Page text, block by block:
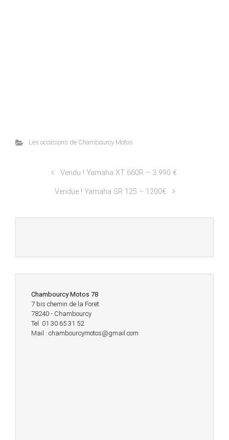
Les occasions de Chambourcy Motos
Vendu ! Yamaha XT 660R – 3 990 €
Vendue ! Yamaha SR 125 – 1200€
Chambourcy Motos 78
7 bis chemin de la Foret
78240 - Chambourcy
Tel 01 30 65 31 52
Mail : chambourcymotos@gmail.com